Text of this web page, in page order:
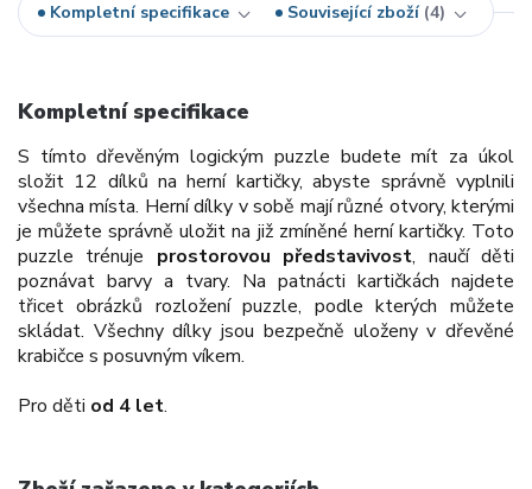
Kompletní specifikace Související zboží 4
Kompletní specifikace
S tímto dřevěným logickým puzzle budete mít za úkol
složit 12 dílků na herní kartičky, abyste správně vyplnili
všechna místa. Herní dílky v sobě mají různé otvory, kterými
je můžete správně uložit na již zmíněné herní kartičky. Toto
puzzle trénuje prostorovou představivost, naučí děti
poznávat barvy a tvary. Na patnácti kartičkách najdete
třicet obrázků rozložení puzzle, podle kterých můžete
skládat. Všechny dílky jsou bezpečně uloženy v dřevěné
krabičce s posuvným víkem.
Pro děti od 4 let.